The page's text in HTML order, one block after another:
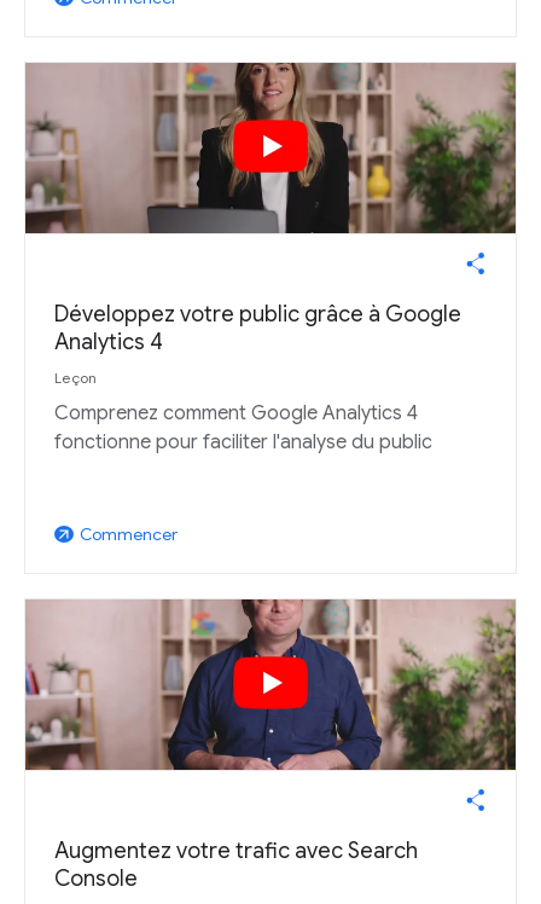
Développez votre public grâce à Google
Analytics 4
Leçon
Comprenez comment Google Analytics 4
fonctionne pour faciliter l'analyse du public
arrow_outward Commencer
Augmentez votre trafic avec Search
Console